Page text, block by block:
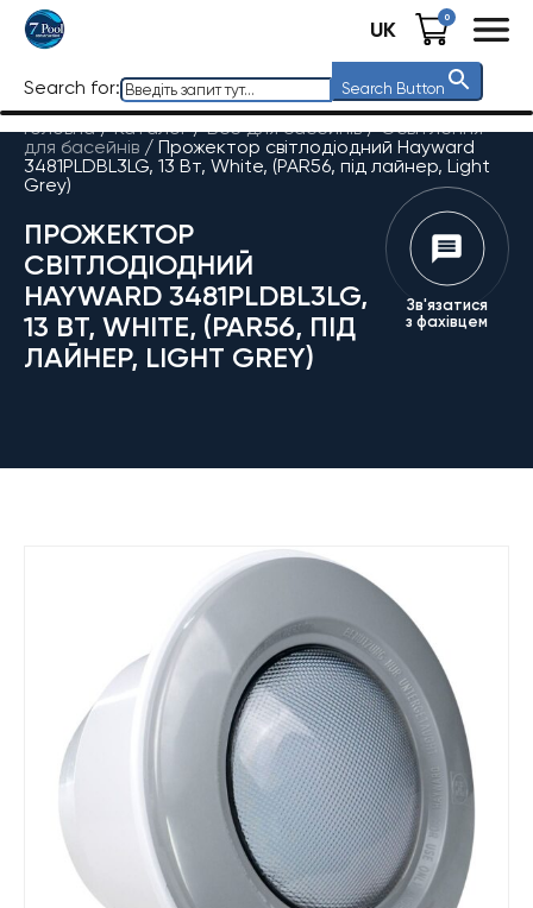
UK 0
Search for: Search Button
Головна / Каталог/Все для басейнів/Освітлення
для басейнів / Прожектор світлодіодний Hayward
3481PLDBL3LG, 13 Вт, White, (PAR56, під лайнер, Light
Grey)
ПРОЖЕКТОР
СВІТЛОДІОДНИЙ
HAYWARD 3481PLDBL3LG,
13 ВТ, WHITE, (PAR56, ПІД
ЛАЙНЕР, LIGHT GREY)
Зв'язатися
з фахівцем